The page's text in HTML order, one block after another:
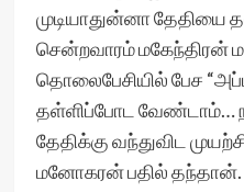
முடியாதுன்னா தேதியை
சென்றவாரம் மகேந்திரன்
தொலைபேசியில் பேச
தள்ளிப்போட வேண்டாம்…
தேதிக்கு வந்துவிட
மனோகரன் பதில் தந்தான்.